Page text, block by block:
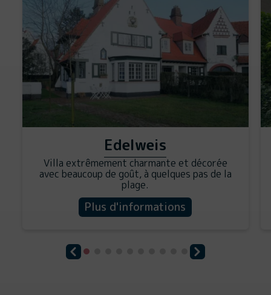
Edelweis
Villa extrêmement charmante et décorée
avec beaucoup de goût, à quelques pas de la
plage.
Plus d'informations